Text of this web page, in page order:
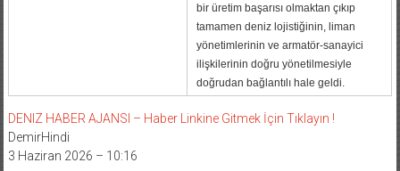
bir üretim başarısı olmaktan çıkıp
tamamen deniz lojistiğinin, liman
yönetimlerinin ve armatör-sanayici
ilişkilerinin doğru yönetilmesiyle
doğrudan bağlantılı hale geldi.
DENIZ HABER AJANSI – Haber Linkine Gitmek İçin Tıklayın !
DemirHindi
3 Haziran 2026 – 10:16